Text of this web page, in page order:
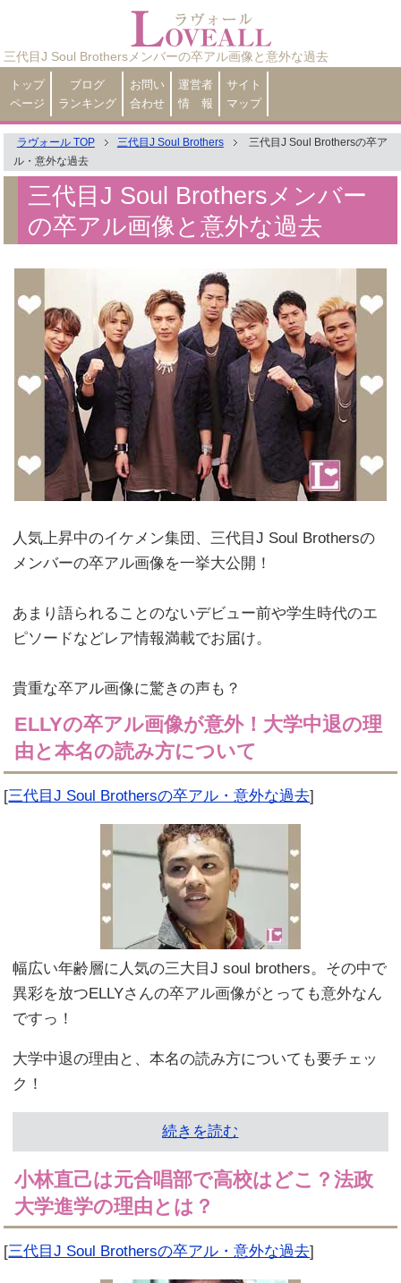
三代目J Soul Brothersメンバーの卒アル画像と意外な過去
トップ
ページ
ブログ
ランキング
お問い
合わせ
運営者
情 報
サイト
マップ
ラヴォール TOP 三代目J Soul Brothers
三代目J Soul Brothersの卒ア
ル・意外な過去
三代目J Soul Brothersメンバー
の卒アル画像と意外な過去
人気上昇中のイケメン集団、三代目J Soul Brothersの
メンバーの卒アル画像を一挙大公開！
あまり語られることのないデビュー前や学生時代のエ
ピソードなどレア情報満載でお届け。
貴重な卒アル画像に驚きの声も？
ELLYの卒アル画像が意外！大学中退の理
由と本名の読み方について
[三代目J Soul Brothersの卒アル・意外な過去]
幅広い年齢層に人気の三大目J soul brothers。その中で
異彩を放つELLYさんの卒アル画像がとっても意外なん
ですっ！
大学中退の理由と、本名の読み方についても要チェッ
ク！
続きを読む
小林直己は元合唱部で高校はどこ？法政
大学進学の理由とは？
[三代目J Soul Brothersの卒アル・意外な過去]